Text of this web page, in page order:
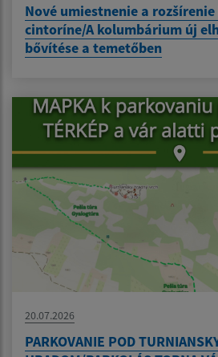
Nové umiestnenie a
cintoríne/A kolumbárium új
bővítése a temetőben
20.07.2026
PARKOVANIE POD